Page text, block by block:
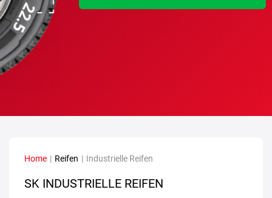
Home | Reifen | Industrielle Reifen
SK INDUSTRIELLE REIFEN